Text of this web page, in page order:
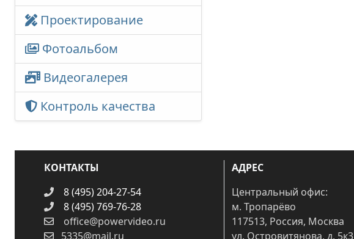
Проектирование
Фотоальбом
Видеогалерея
Контроль качества
КОНТАКТЫ
8 (495) 204-27-54
8 (495) 769-76-28
office@powervideo.ru
5335@mail.ru
АДРЕС
Центральный офис:
м. Тропарёво
117513, Россия, Москва
ул. Островитянова, д. 5к3